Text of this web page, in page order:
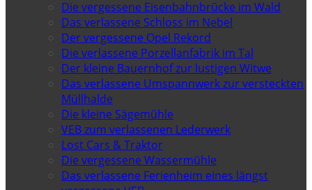
Die vergessene Eisenbahnbrücke im Wald
Das verlassene Schloss im Nebel
Der vergessene Opel Rekord
Die verlassene Porzellanfabrik im Tal
Der kleine Bauernhof zur lustigen Witwe
Das verlassene Umspannwerk zur versteckten
Müllhalde
Die kleine Sägemühle
VEB zum verlassenen Lederwerk
Lost Cars & Traktor
Die vergessene Wassermühle
Das verlassene Ferienheim eines längst